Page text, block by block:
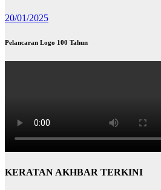
20/01/2025
Pelancaran Logo 100 Tahun
KERATAN AKHBAR TERKINI